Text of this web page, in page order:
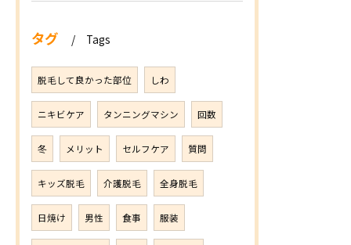
タグ Tags
脱毛して良かった部位 しわ
ニキビケア タンニングマシン 回数
冬 メリット セルフケア 質問
キッズ脱毛 介護脱毛 全身脱毛
日焼け 男性 食事 服装